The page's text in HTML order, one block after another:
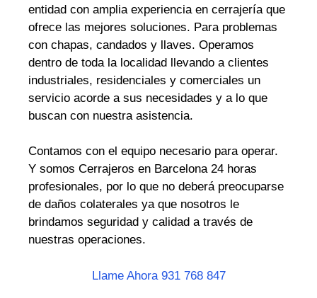
entidad con amplia experiencia en cerrajería que
ofrece las mejores soluciones. Para problemas
con chapas, candados y llaves. Operamos
dentro de toda la localidad llevando a clientes
industriales, residenciales y comerciales un
servicio acorde a sus necesidades y a lo que
buscan con nuestra asistencia.
Contamos con el equipo necesario para operar.
Y somos Cerrajeros en Barcelona 24 horas
profesionales, por lo que no deberá preocuparse
de daños colaterales ya que nosotros le
brindamos seguridad y calidad a través de
nuestras operaciones.
Llame Ahora 931 768 847